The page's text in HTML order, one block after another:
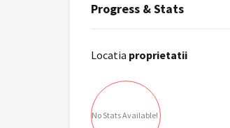
Progress & Stats
Locatia proprietatii
No Stats Available!